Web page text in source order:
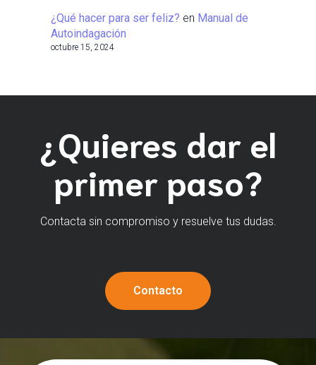
¿Qué hacer para ser feliz? en Manual de
Autoindagación
octubre 15, 2024
¿Quieres dar el
primer paso?
Contacta sin compromiso y resuelve tus dudas.
Contacto